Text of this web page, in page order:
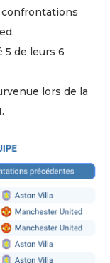
confrontations
5 de leurs 6
lors de la